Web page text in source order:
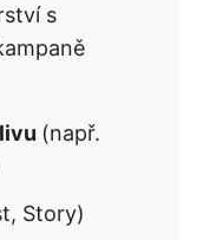
s
(např.
Story)